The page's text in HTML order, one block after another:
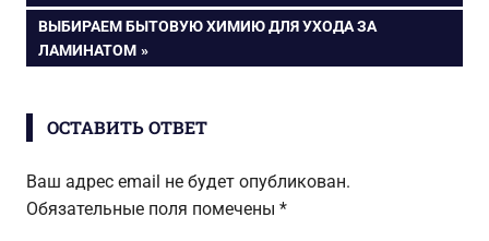
по
записям
СЛЕДУЮЩАЯ
ЗАПИСЬ:
ВЫБИРАЕМ БЫТОВУЮ ХИМИЮ ДЛЯ УХОДА ЗА
ЛАМИНАТОМ
ОСТАВИТЬ ОТВЕТ
Ваш адрес email не будет опубликован.
Обязательные поля помечены *